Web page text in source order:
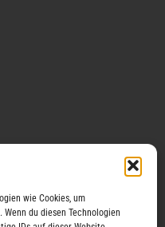
wie Cookies, um
du diesen Technologien